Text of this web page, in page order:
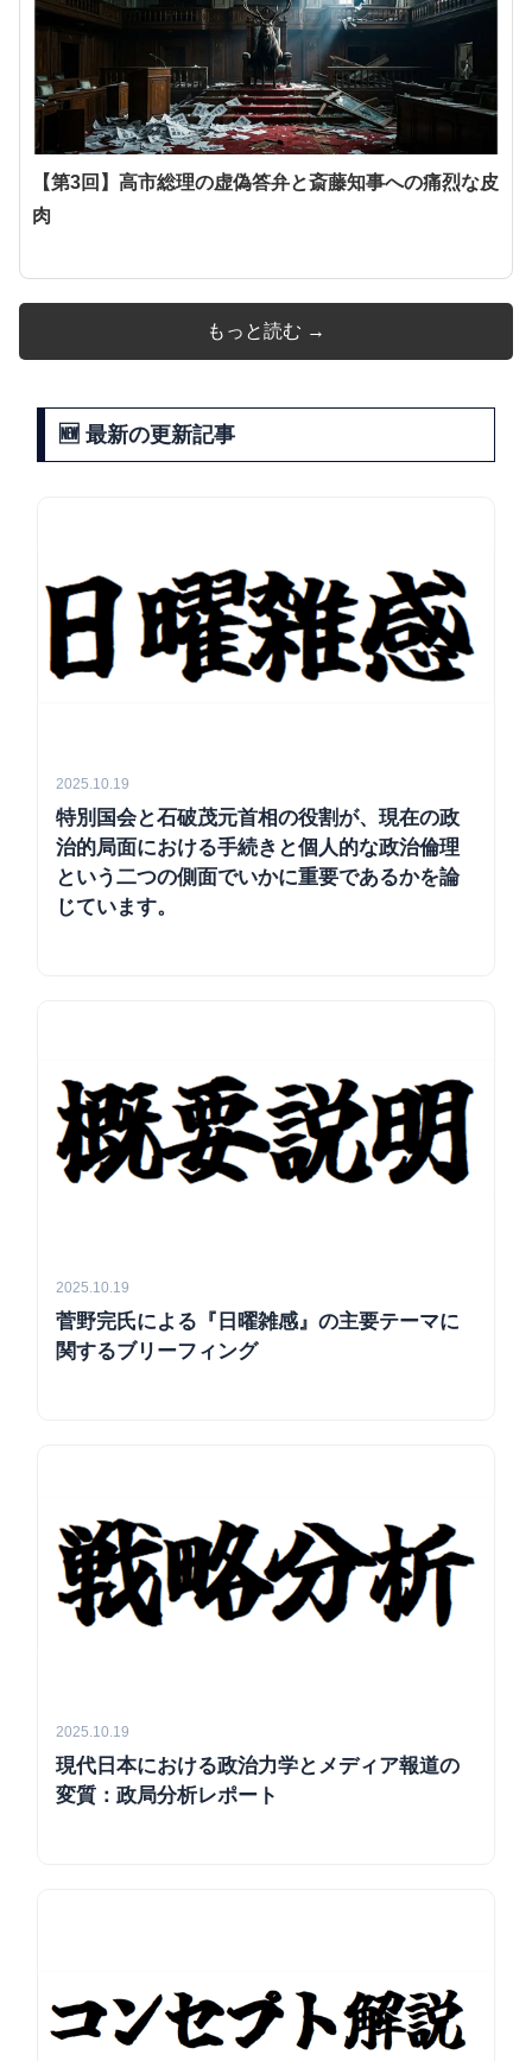
【第3回】高市総理の虚偽答弁と斎藤知事への痛烈な皮
肉
もっと読む →
🆕 最新の更新記事
2025.10.19
特別国会と石破茂元首相の役割が、現在の政
治的局面における手続きと個人的な政治倫理
という二つの側面でいかに重要であるかを論
じています。
2025.10.19
菅野完氏による『日曜雑感』の主要テーマに
関するブリーフィング
2025.10.19
現代日本における政治力学とメディア報道の
変質：政局分析レポート